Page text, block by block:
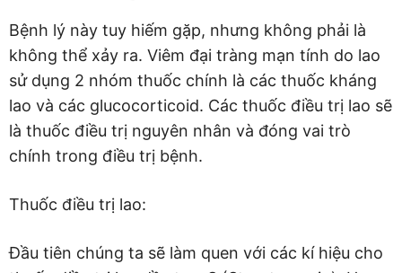
Bệnh lý này tuy hiếm gặp, nhưng không phải là
không thể xảy ra. Viêm đại tràng mạn tính do lao
sử dụng 2 nhóm thuốc chính là các thuốc kháng
lao và các glucocorticoid. Các thuốc điều trị lao sẽ
là thuốc điều trị nguyên nhân và đóng vai trò
chính trong điều trị bệnh.
Thuốc điều trị lao:
Đầu tiên chúng ta sẽ làm quen với các kí hiệu cho